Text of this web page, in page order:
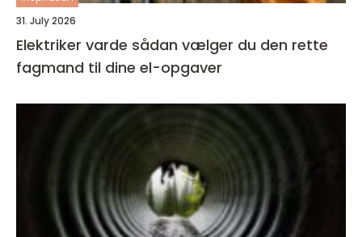
31. July 2026
Elektriker varde sådan vælger du den rette
fagmand til dine el-opgaver